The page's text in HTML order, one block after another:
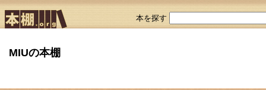
本を探す
MIUの本棚